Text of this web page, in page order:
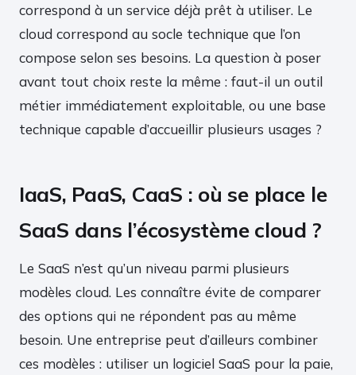
correspond à un service déjà prêt à utiliser. Le
cloud correspond au socle technique que l’on
compose selon ses besoins. La question à poser
avant tout choix reste la même : faut-il un outil
métier immédiatement exploitable, ou une base
technique capable d’accueillir plusieurs usages ?
IaaS, PaaS, CaaS : où se place le
SaaS dans l’écosystème cloud ?
Le SaaS n’est qu’un niveau parmi plusieurs
modèles cloud. Les connaître évite de comparer
des options qui ne répondent pas au même
besoin. Une entreprise peut d’ailleurs combiner
ces modèles : utiliser un logiciel SaaS pour la paie,